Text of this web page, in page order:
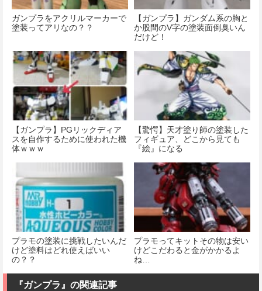
ガンプラをアクリルマーカーで
塗装ってアリなの？？
【ガンプラ】ガンダム系の胸と
か股間のV字の塗装面倒臭いん
だけど！
【ガンプラ】PGリックディア
スを自作するために使われた機
体ｗｗｗ
【驚愕】天才塗り師の塗装した
フィギュア、どこから見ても
『絵』になる
プラモの塗装に挑戦したいんだ
けど塗料はどれ使えばいい
の？？
プラモってキットその物は安い
けどこだわると金がかかるよ
ね…
『ガンプラ』の関連記事